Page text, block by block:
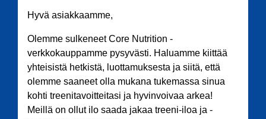
Hyvä asiakkaamme,
Olemme sulkeneet Core Nutrition -
verkkokauppamme pysyvästi. Haluamme kiittää
yhteisistä hetkistä, luottamuksesta ja siitä, että
olemme saaneet olla mukana tukemassa sinua
kohti treenitavoitteitasi ja hyvinvoivaa arkea!
Meillä on ollut ilo saada jakaa treeni-iloa ja -